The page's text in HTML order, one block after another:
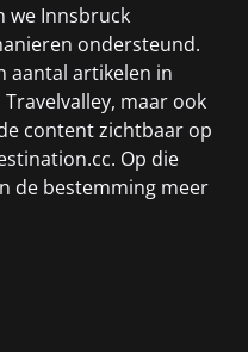
we Innsbruck
ondersteund.
aantal artikelen in
maar ook
content zichtbaar op
Op die
de bestemming meer